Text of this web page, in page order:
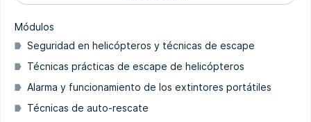
Módulos
Seguridad en helicópteros y técnicas de escape
Técnicas prácticas de escape de helicópteros
Alarma y funcionamiento de los extintores portátiles
Técnicas de auto-rescate